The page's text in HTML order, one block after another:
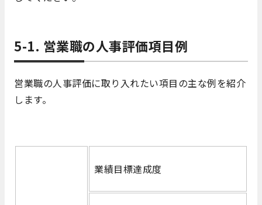
5-1. 営業職の人事評価項目例
営業職の人事評価に取り入れたい項目の主な例を紹介
します。
業績目標達成度